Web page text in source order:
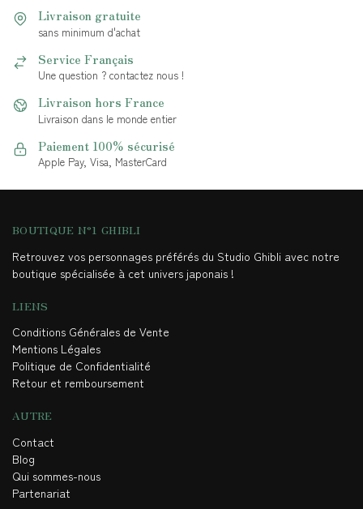
Livraison gratuite
sans minimum d'achat
Service Français
Une question ? contactez nous !
Livraison hors France
Livraison dans le monde entier
Paiement 100% sécurisé
Apple Pay, Visa, MasterCard
BOUTIQUE N°1 GHIBLI
Retrouvez vos personnages préférés du Studio Ghibli avec notre
boutique spécialisée à cet univers japonais !
LIENS
Conditions Générales de Vente
Mentions Légales
Politique de Confidentialité
Retour et remboursement
AUTRE
Contact
Blog
Qui sommes-nous
Partenariat